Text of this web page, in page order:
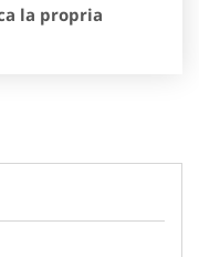
la propria